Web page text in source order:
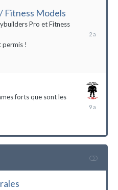
Fitness Models
Pro et Fitness
permis !
2021
forts que sont les